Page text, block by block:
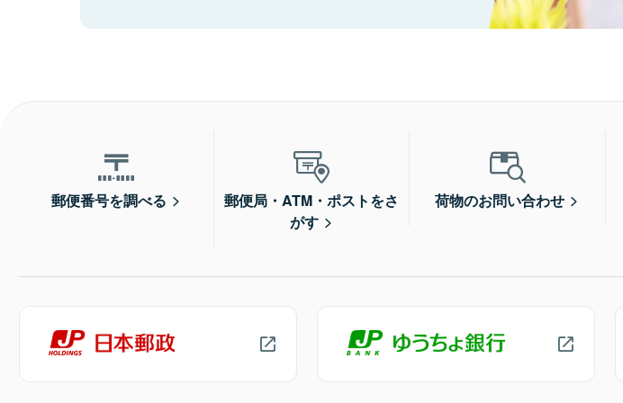
郵便番号を調べる
郵便局・ATM・ポストをさ
がす
荷物のお問い合わせ